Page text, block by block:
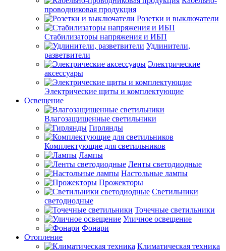
проводниковая продукция
Розетки и выключатели
Стабилизаторы напряжения и ИБП
Удлинители,
разветвители
Электрические
аксессуары
Электрические щиты и комплектующие
Освещение
Влагозащищенные светильники
Гирлянды
Комплектующие для светильников
Лампы
Ленты светодиодные
Настольные лампы
Прожекторы
Светильники
светодиодные
Точечные светильники
Уличное освещение
Фонари
Отопление
Климатическая техника